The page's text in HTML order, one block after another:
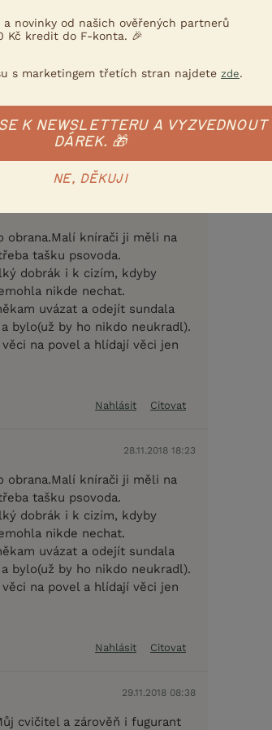
společenského psa.
v plánu nebyl..
Jak se chová na obranách? A
Nahlásit Citovat
obrana.Malí knírači ji měli na
tašku psovoda.
dobrák i k cizím, kdyby
nikde nechat.
uvázat a odejít sundala
bylo(už by ho nikdo neukradl).
na povel a hlídají věci jen
Nahlásit Citovat
28.11.2018 18:23
obrana.Malí knírači ji měli na
tašku psovoda.
dobrák i k cizím, kdyby
nikde nechat.
uvázat a odejít sundala
bylo(už by ho nikdo neukradl).
na povel a hlídají věci jen
Nahlásit Citovat
29.11.2018 08:38
cvičitel a zárověň i fugurant
novinky od našich ověřených partnerů
Kč kredit do F-konta. 🎉
s marketingem třetích stran najdete zde.
K NEWSLETTERU A VYZVEDNOUT
DÁREK. 🎁
NE, DĚKUJI